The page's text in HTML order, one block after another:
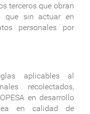
terceros que obran
que sin actuar en
personales por
aplicables al
recolectados,
en desarrollo
en calidad de